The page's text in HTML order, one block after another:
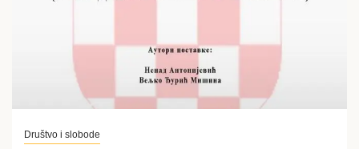
Društvo i slobode